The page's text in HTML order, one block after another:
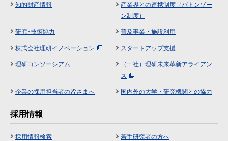
知的財産情報
産業界との連携制度（バトンゾー
ン制度）
研究･技術協力 普及事業・施設利用
株式会社理研イノベーション スタートアップ支援
理研コンソーシアム
（一社）理研未来革新アライアン
ス
企業の採用担当者の皆さまへ 国内外の大学・研究機関との協力
採用情報
採用情報検索 若手研究者の方へ